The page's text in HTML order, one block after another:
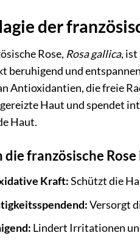
der
Rose, Rosa gallica,
beruhigend und
Antioxidantien, die freie
Haut und spendet
Haut.
die französische
Kraft:Schützt die
Versorgt
Lindert Irritationen